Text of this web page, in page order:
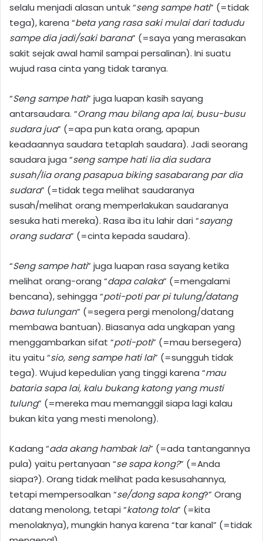
selalu menjadi alasan untuk “seng sampe hati” (=tidak
tega), karena “beta yang rasa saki mulai dari tadudu
sampe dia jadi/saki barana” (=saya yang merasakan
sakit sejak awal hamil sampai persalinan). Ini suatu
wujud rasa cinta yang tidak taranya.
“Seng sampe hati” juga luapan kasih sayang
antarsaudara. “Orang mau bilang apa lai, busu-busu
sudara jua” (=apa pun kata orang, apapun
keadaannya saudara tetaplah saudara). Jadi seorang
saudara juga “seng sampe hati lia dia sudara
susah/lia orang pasapua biking sasabarang par dia
sudara” (=tidak tega melihat saudaranya
susah/melihat orang memperlakukan saudaranya
sesuka hati mereka). Rasa iba itu lahir dari “sayang
orang sudara” (=cinta kepada saudara).
“Seng sampe hati” juga luapan rasa sayang ketika
melihat orang-orang “dapa calaka” (=mengalami
bencana), sehingga “poti-poti par pi tulung/datang
bawa tulungan” (=segera pergi menolong/datang
membawa bantuan). Biasanya ada ungkapan yang
menggambarkan sifat “poti-poti” (=mau bersegera)
itu yaitu “sio, seng sampe hati lai” (=sungguh tidak
tega). Wujud kepedulian yang tinggi karena “mau
bataria sapa lai, kalu bukang katong yang musti
tulung” (=mereka mau memanggil siapa lagi kalau
bukan kita yang mesti menolong).
Kadang “ada akang hambak lai” (=ada tantangannya
pula) yaitu pertanyaan “se sapa kong?” (=Anda
siapa?). Orang tidak melihat pada kesusahannya,
tetapi mempersoalkan “se/dong sapa kong?” Orang
datang menolong, tetapi “katong tola” (=kita
menolaknya), mungkin hanya karena “tar kanal” (=tidak